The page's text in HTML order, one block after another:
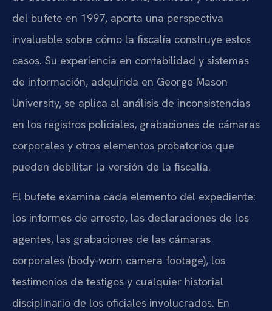
del bufete en 1997, aporta una perspectiva
invaluable sobre cómo la fiscalía construye estos
casos. Su experiencia en contabilidad y sistemas
de información, adquirida en George Mason
University, se aplica al análisis de inconsistencias
en los registros policiales, grabaciones de cámaras
corporales y otros elementos probatorios que
pueden debilitar la versión de la fiscalía.
El bufete examina cada elemento del expediente:
los informes de arresto, las declaraciones de los
agentes, las grabaciones de las cámaras
corporales (body-worn camera footage), los
testimonios de testigos y cualquier historial
disciplinario de los oficiales involucrados. En